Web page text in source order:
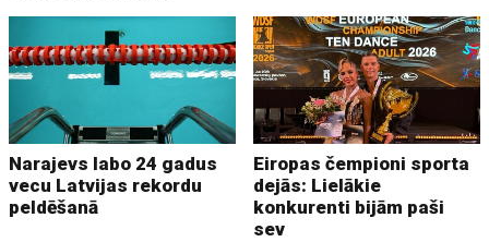
Narajevs labo 24 gadus
vecu Latvijas rekordu
peldēšanā
Eiropas čempioni sporta
dejās: Lielākie
konkurenti bijām paši
sev